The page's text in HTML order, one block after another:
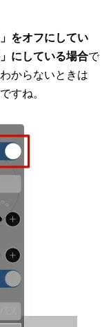
をオフにしてい
にしている場合で
からないときは
すね。